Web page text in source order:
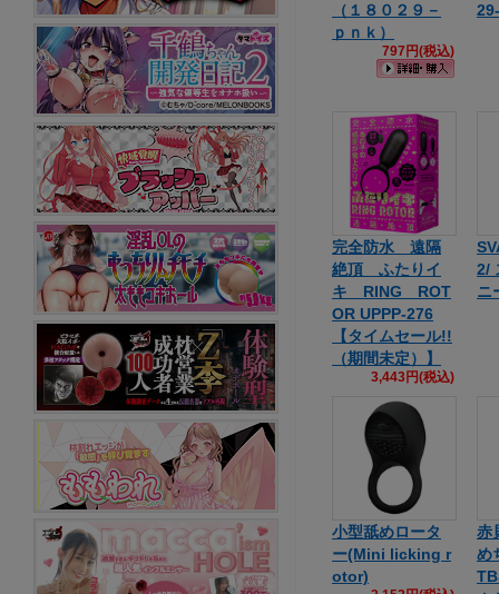
（１８０２９－
ｐｎｋ）
797円(税込)
完全防水 遠隔
絶頂 ふたりイ
キ RING ROT
OR UPPP-276
【タイムセール!!
（期間未定）】
3,443円(税込)
2/
ニ
小型舐めロータ
ー(Mini licking r
otor)
赤
め